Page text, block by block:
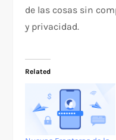
de las cosas sin
y privacidad.
Related